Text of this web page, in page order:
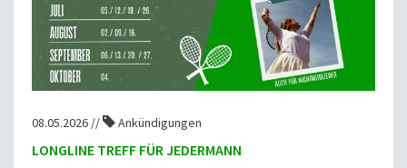
08.05.2026 // Ankündigungen
LONGLINE TREFF FÜR JEDERMANN